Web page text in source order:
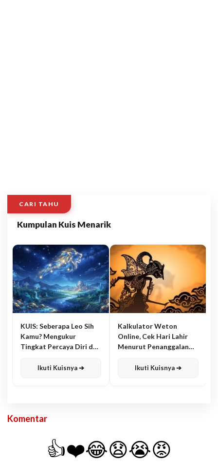
CARI TAHU
Kumpulan Kuis Menarik
KUIS: Seberapa Leo Sih
Kamu? Mengukur
Tingkat Percaya Diri dan
Ikuti Kuisnya ➔
Kalkulator Weton
Online, Cek Hari Lahir
Menurut Penanggalan
Ikuti Kuisnya ➔
Komentar
👍❤️😂😧😭😡